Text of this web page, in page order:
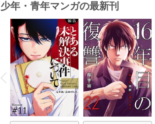
少年・青年マンガの最新刊
P
r
e
v
i
o
u
s